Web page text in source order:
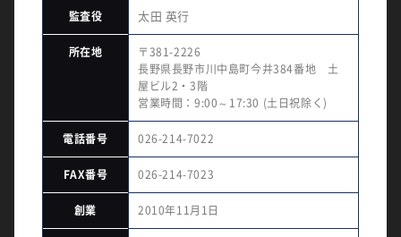
監査役 太田 英行
所在地
〒381-2226
長野県長野市川中島町今井384番地 土
屋ビル2・3階
営業時間：9:00～17:30 (土日祝除く)
電話番号 026-214-7022
FAX番号 026-214-7023
創業 2010年11月1日